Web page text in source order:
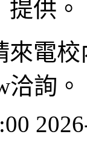
提供。
電
洽詢。